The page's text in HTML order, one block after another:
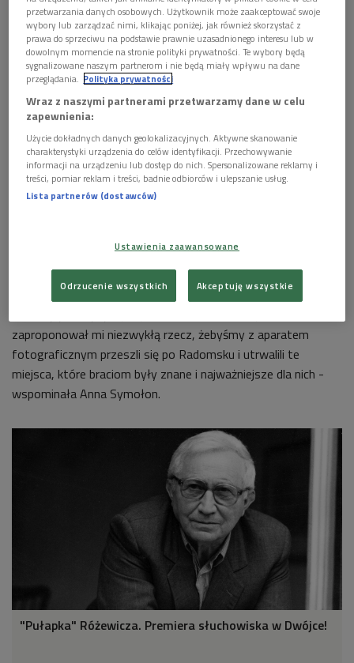
Byli trzej: Janusz, Tadeusz i Stanisław. Urodzili się w
Radomsku, które przed wojną było miastem przemysłowym
o bogatej mozaice etnicznej: Polacy, Żydzi, Austriacy,
Węgrzy. Mieszały się tam fizjonomie, kultury, wyznania.
POSŁUCHAJ
14:50
Anna Symołon o Radomsku braci Różewiczów
(Wybieram Dwójkę)
Różewiczowie, podobnie jak nasza rozmówczyni, lubili wracać
zaproponował mi niezwykłą rzecz, żebyśmy z aparatem
fotograficznym przeszli się po Radomsku i utrwalili te
miejsca, które braciom były znane i najważniejsze dla nich -
wspominała Anna Symołon.
"Pułapka" Różewicza. Premiera słuchowiska w Dwójce!
przetwarzania danych osobowych. Użytkownik może zaakceptować swoje
wybory lub zarządzać nimi, klikając poniżej, jak również skorzystać z
prawa do sprzeciwu na podstawie prawnie uzasadnionego interesu lub w
dowolnym momencie na stronie polityki prywatności. Te wybory będą
sygnalizowane naszym partnerom i nie będą miały wpływu na dane
przeglądania. Polityka prywatności
Wraz z naszymi partnerami przetwarzamy dane w celu
zapewnienia:
Użycie dokładnych danych geolokalizacyjnych. Aktywne skanowanie
charakterystyki urządzenia do celów identyfikacji. Przechowywanie
informacji na urządzeniu lub dostęp do nich. Spersonalizowane reklamy i
treści, pomiar reklam i treści, badnie odbiorców i ulepszanie usług.
Lista partnerów (dostawców)
Ustawienia zaawansowane
Odrzucenie wszystkich Akceptuję wszystkie